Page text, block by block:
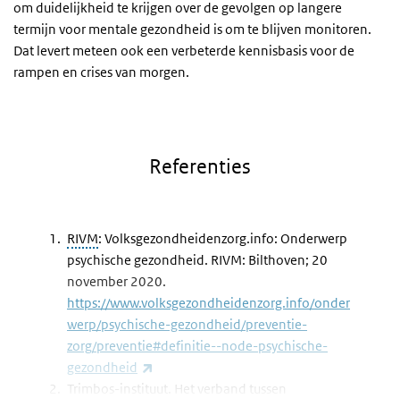
om duidelijkheid te krijgen over de gevolgen op langere
termijn voor mentale gezondheid is om te blijven monitoren.
Dat levert meteen ook een verbeterde kennisbasis voor de
rampen en crises van morgen.
Referenties
RIVM: Volksgezondheidenzorg.info: Onderwerp
psychische gezondheid. RIVM: Bilthoven; 20
november 2020.
https://www.volksgezondheidenzorg.info/onder
werp/psychische-gezondheid/preventie-
zorg/preventie#definitie--node-psychische-
gezondheid
Trimbos-instituut. Het verband tussen